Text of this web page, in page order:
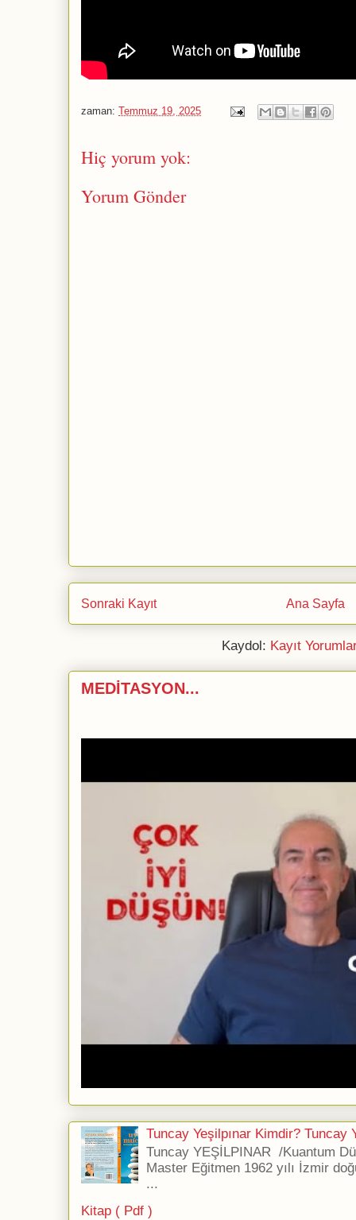
zaman: Temmuz 19, 2025
Hiç yorum yok:
Yorum Gönder
Sonraki Kayıt Ana Sayfa
Kaydol: Kayıt
MEDİTASYON...
Tuncay Yeşilpınar Kimdir? Tuncay
Tuncay YEŞİLPINAR /Kuantum
Master Eğitmen 1962 yılı İzmir
...
Kitap ( Pdf )